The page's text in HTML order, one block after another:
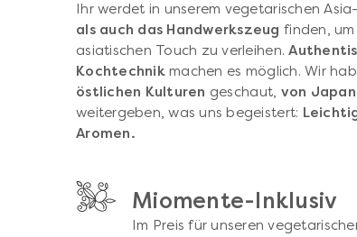
Ihr werdet in unserem vegetarischen
als auch das Handwerkszeug finden,
asiatischen Touch zu verleihen.
Kochtechnikmachen es möglich. Wir
östlichen Kulturen geschaut, von
weitergeben, was uns begeistert:
Aromen.
Miomente-Inklusiv
Im Preis für unseren